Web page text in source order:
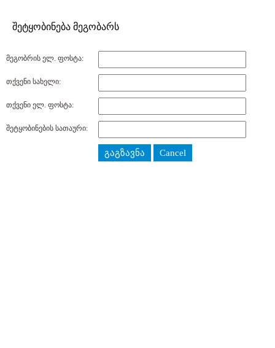
შეტყობინება მეგობარს
მეგობრის ელ. ფოსტა:
თქვენი სახელი:
თქვენი ელ. ფოსტა:
შეტყობინების სათაური:
გაგზავნა Cancel